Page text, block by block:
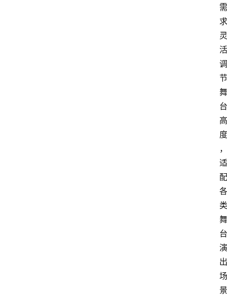
需
求
灵
活
调
节
舞
台
高
度
，
适
配
各
类
舞
台
演
出
场
景